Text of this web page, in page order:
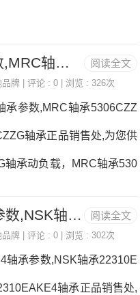
阅读全文
5306CZZG轴承参数,MRC轴承5306CZZG重量
品牌 | 评论 : 0 | 浏览 : 326次
承参数,MRC轴承5306CZZ
轴承正品销售处,为您供
轴承动负载，MRC轴承530
以及图纸，准确的5306C
阅读全文
22310EAKE4轴承参数,NSK轴承22310EAKE4重量
品牌 | 评论 : 0 | 浏览 : 302次
轴承参数,NSK轴承22310E
轴承正品销售处,